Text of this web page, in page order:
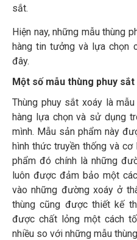
sắt.
Hiện nay, những mẫu thùng
hàng tin tưởng và lựa chọn
đây.
Một số mẫu thùng phuy
Thùng phuy sắt xoáy là
hàng lựa chọn và sử dụng
mình. Mẫu sản phẩm này
hình thức truyền thống và
phẩm đó chính là những
luôn được đảm bảo một
vào những đường xoáy ở
thùng cũng được thiết kế
được chất lỏng một cách
nhiều so với những mẫu